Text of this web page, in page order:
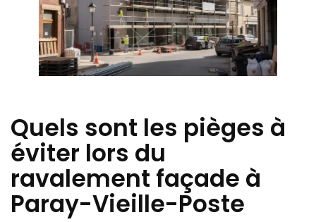
Quels sont les pièges à
éviter lors du
ravalement façade à
Paray-Vieille-Poste